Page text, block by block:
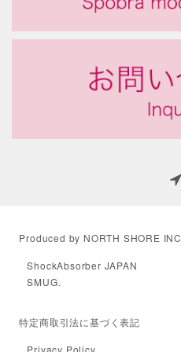
Produced by NORTH SHORE INC
ShockAbsorber JAPAN
SMUG.
特定商取引法に基づく表記
Privacy Policy